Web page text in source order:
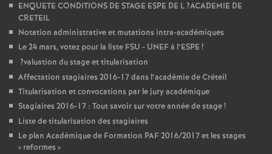
ENQUETE CONDITIONS DE STAGE ESPE DE L?ACADEMIE DE
CRETEIL
Notation administrative et mutations intra-académiques
Le 24 mars, votez pour la liste FSU - UNEFà l’ESPE !
?valuation du stage et titularisation
Affectation stagiaires 2016-17 dans l’académie de Créteil
Titularisation et convocations par le jury académique
Stagiaires 2016-17 : Tout savoir sur votre année de stage!
Liste de titularisation des stagiaires
Le plan Académique de Formation PAF2016/2017 et les stages
« reformes »